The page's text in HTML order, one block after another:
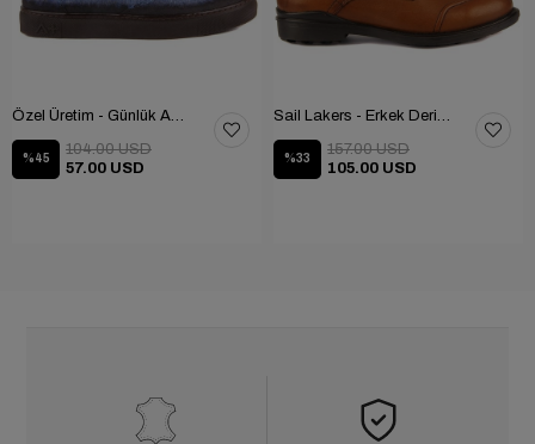
%45
57.00 USD
104.00 USD
%33
105.00 USD
157.00 USD